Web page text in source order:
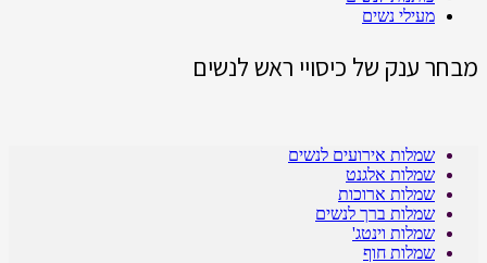
מעילי נשים
מבחר ענק של כיסויי ראש לנשים
שמלות אירועים לנשים
שמלות אלגנט
שמלות ארוכות
שמלות ברך לנשים
שמלות וינטג'
שמלות חוף